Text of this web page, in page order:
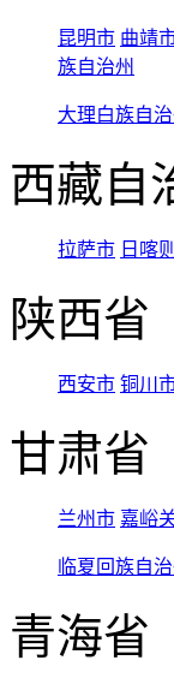
昆明市 曲靖
族自治州
大理白族自治
西藏自
拉萨市 日喀
陕西省
西安市 铜川
甘肃省
兰州市 嘉峪
临夏回族自治
青海省